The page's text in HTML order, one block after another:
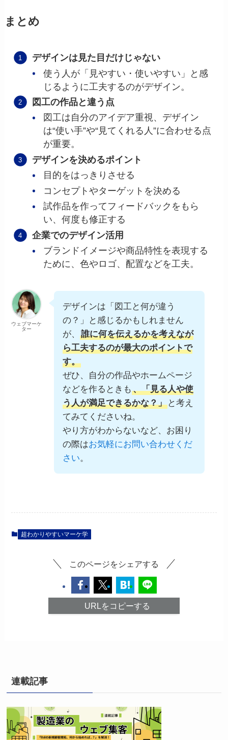
まとめ
デザインは見た目だけじゃない
使う人が「見やすい・使いやすい」と感
じるように工夫するのがデザイン。
図工の作品と違う点
図工は自分のアイデア重視、デザイン
は“使い手”や“見てくれる人”に合わせる点
が重要。
デザインを決めるポイント
目的をはっきりさせる
コンセプトやターゲットを決める
試作品を作ってフィードバックをもら
い、何度も修正する
企業でのデザイン活用
ブランドイメージや商品特性を表現する
ために、色やロゴ、配置などを工夫。
ウェブマーケ
ター
デザインは「図工と何が違う
の？」と感じるかもしれません
が、誰に何を伝えるかを考えなが
ら工夫するのが最大のポイントで
す。
ぜひ、自分の作品やホームページ
などを作るときも、「見る人や使
う人が満足できるかな？」 と考え
てみてくださいね。
やり方がわからないなど、お困り
の際はお気軽にお問い合わせくだ
さい。
超わかりやすいマーケ学
このページをシェアする
URLをコピーする
連載記事